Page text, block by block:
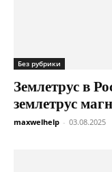
Без рубрики
Землетрус в
землетрус
maxwelhelp - 03.08.2025